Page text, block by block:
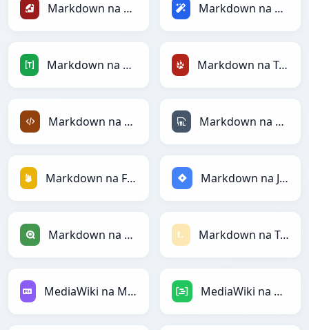
Markdown na Ruby Markdown na Magic
Markdown na TOML Markdown na TracWiki
Markdown na XML Markdown na YAML
Markdown na Firebase Markdown na Jira
Markdown na Qlik Markdown na Textile
MediaWiki na Markdown MediaWiki na DAX